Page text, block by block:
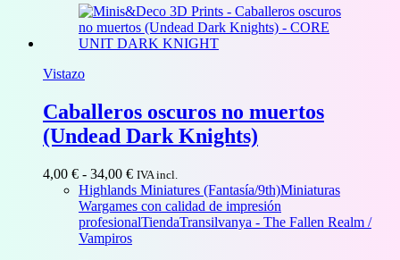
6,00 €
Vistazo
Caballeros oscuros no muertos
(Undead Dark Knights)
4,00 € - 34,00 €Rango
de
precios:
desde
IVA incl.
Highlands Miniatures (Fantasía/9th)Miniaturas
Wargames con calidad de impresión
profesionalTiendaTransilvanya - The Fallen Realm /
Vampiros